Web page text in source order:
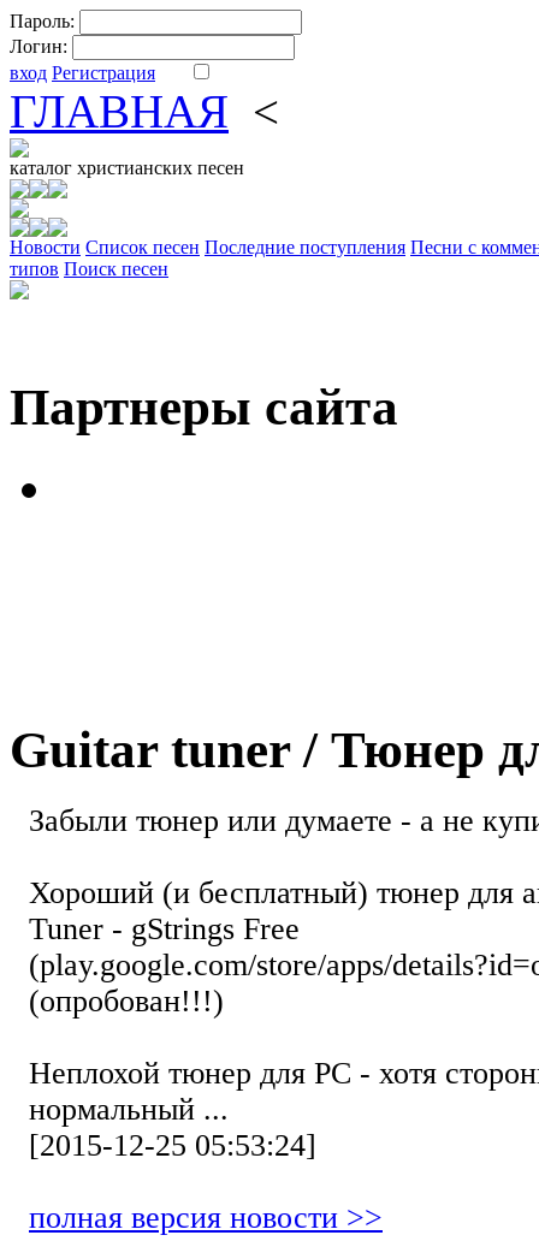
Пароль:
Логин:
вход Регистрация
ГЛАВНАЯ <
каталог христианских песен
Новости Cписок песен Последние поступления Песни с
типов Поиск песен
Партнеры сайта
Guitar tuner / Тюнер
Забыли тюнер или думаете - а не
Хороший (и бесплатный) тюнер для
Tuner - gStrings Free
(play.google.com/store/apps/
(опробован!!!)
Неплохой тюнер для РС - хотя
нормальный ...
[2015-12-25 05:53:24]
полная версия новости >>